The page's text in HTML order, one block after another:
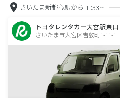
さいたま新都心駅から 1033m
トヨタレンタカー大宮駅東口
さいたま市大宮区吉敷町1-11-1